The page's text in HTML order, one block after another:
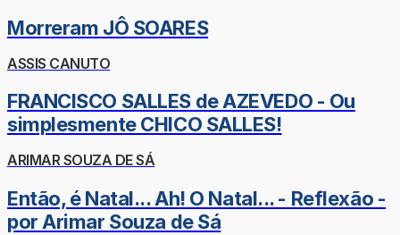
Morreram JÔ SOARES
ASSIS CANUTO
FRANCISCO SALLES de AZEVEDO - Ou
simplesmente CHICO SALLES!
ARIMAR SOUZA DE SÁ
Então, é Natal... Ah! O Natal... - Reflexão -
por Arimar Souza de Sá